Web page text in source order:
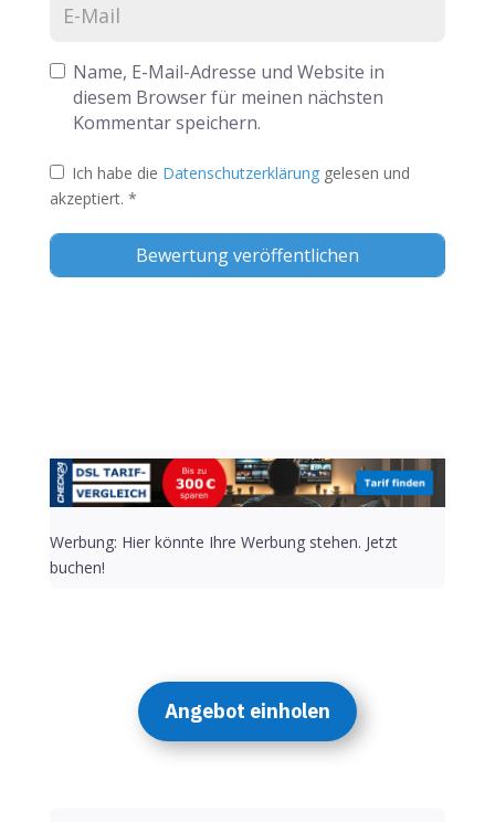
Name, E-Mail-Adresse und Website in
diesem Browser für meinen nächsten
Kommentar speichern.
Ich habe die Datenschutzerklärung gelesen und
akzeptiert. *
Werbung: Hier könnte Ihre Werbung stehen. Jetzt
buchen!
Angebot einholen